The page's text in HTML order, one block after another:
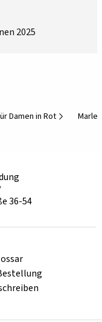
2025
Damen in Rot
36-54